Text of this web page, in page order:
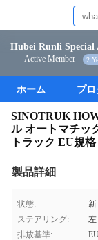
Hubei Runli
Active Member 2
ホーム プロ
SINOTRUK
ル オートマチッ
トラック EU規
製品詳細
状態:
ステアリング:
左
排放基準: